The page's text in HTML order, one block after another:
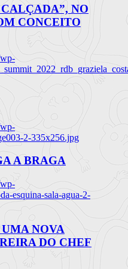
NO
CONCEITO
2-335x256.jpg
A BRAGA
esquina-sala-agua-2-
NOVA
DO CHEF